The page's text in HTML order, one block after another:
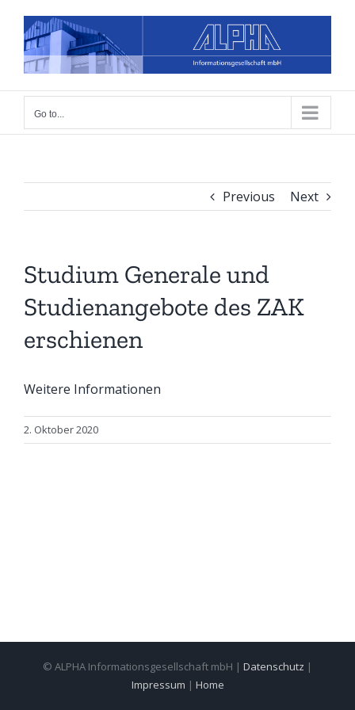
content
Go to...
Previous Next
Studium Generale und
Studienangebote des ZAK
erschienen
Weitere Informationen
2. Oktober 2020
© ALPHA Informationsgesellschaft mbH | Datenschutz |
Impressum | Home